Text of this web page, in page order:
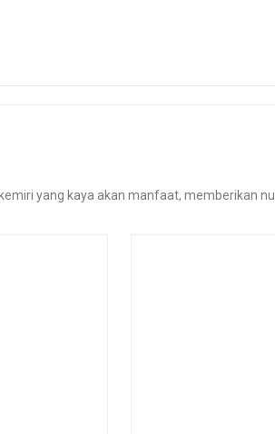
yang kaya akan manfaat, memberikan